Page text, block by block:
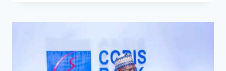
:
ACCUEILLE
SES